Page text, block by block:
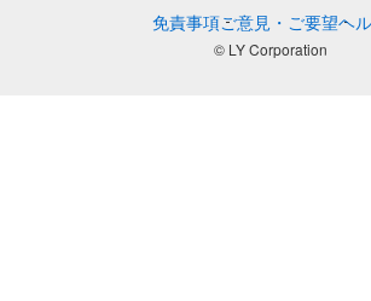
免責事項ご意見・ご要望ヘ
© LY Corporation